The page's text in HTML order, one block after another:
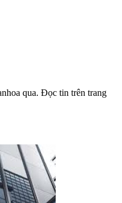
qua. Đọc tin trên trang